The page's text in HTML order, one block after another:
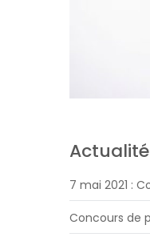
7 mai 2021 :
Concours de